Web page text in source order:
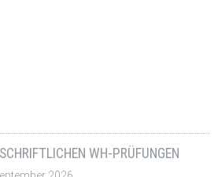
WH-PRÜFUNGEN